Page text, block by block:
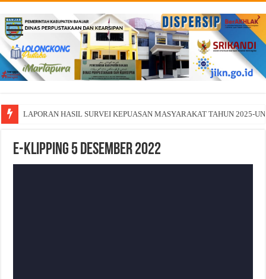
LAPORAN HASIL SURVEI KEPUASAN MASYARAKAT TAHUN 2025-
E-Klipping 5 Desember 2022